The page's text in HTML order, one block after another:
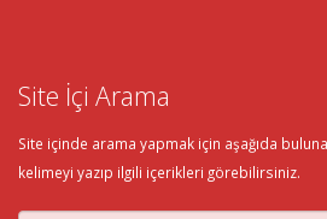
Site İçi Arama
Site içinde arama yapmak için aşağıda
kelimeyi yazıp ilgili içerikleri görebilirsiniz.